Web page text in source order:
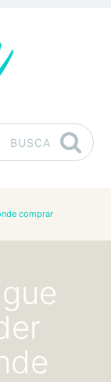
BUSCA
comprar